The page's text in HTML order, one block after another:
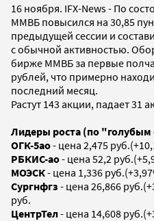
16 ноября. IFX-News - По
ММВБ повысился на 30,85
предыдущей сессии и
с обычной активностью.
бирже ММВБ за первые
рублей, что примерно
последний месяц.
Растут 143 акции, падает 31
Лидеры роста (по
ОГК-5ао- цена 2,475
РБКИС-ао- цена 52,2
МОЭСК- цена 1,336
Сургнфгз - цена 26,866
руб.
ЦентрТел- цена 14,608